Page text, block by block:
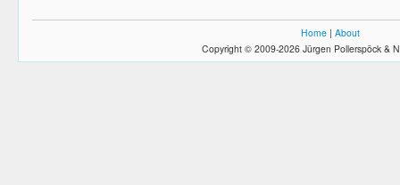
Home | About
Copyright © 2009-2026 Jürgen Pollerspöck &